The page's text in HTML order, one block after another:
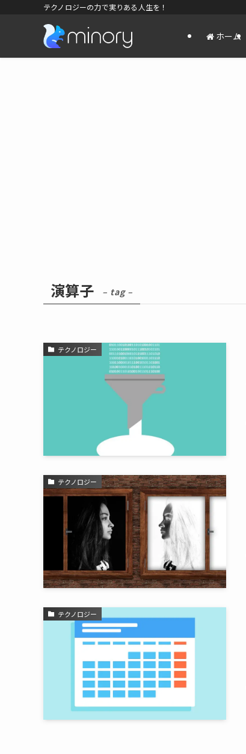
テクノロジーの力で実りある人生を！
ホーム
演算子 – tag –
テクノロジー
テクノロジー
テクノロジー